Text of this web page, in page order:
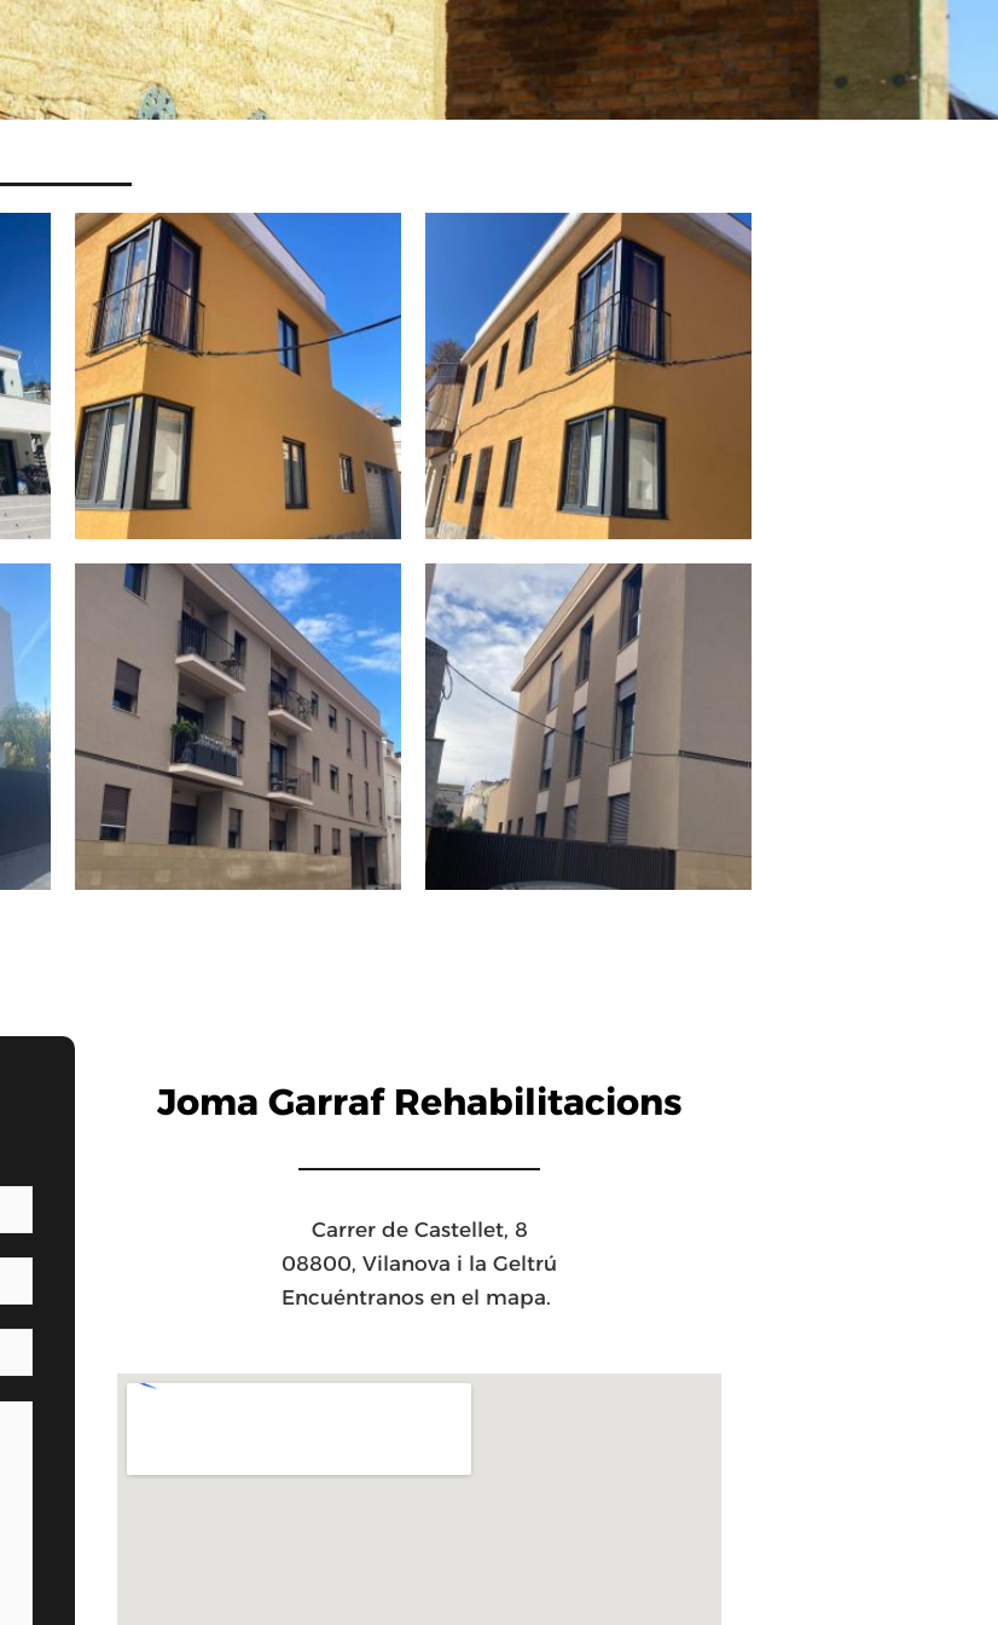
Joma Garraf Rehabilitacions
Carrer de Castellet, 8
08800, Vilanova i la Geltrú
Encuéntranos en el mapa.